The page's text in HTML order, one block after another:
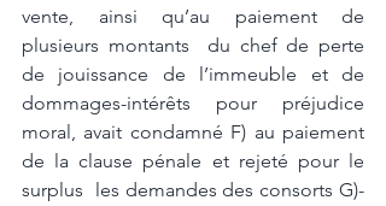
vente, ainsi qu’au paiement de
plusieurs montants  du chef de perte
de jouissance de l’immeuble et de
dommages-intérêts pour préjudice
moral, avait condamné F) au paiement
de la clause pénale et rejeté pour le
surplus  les demandes des consorts G)-